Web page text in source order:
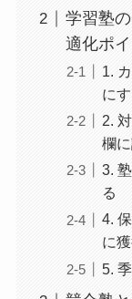
学習塾
適化ポ
1.
に
2.
欄
3.
る
4.
に
5.